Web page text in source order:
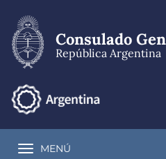
contenido
principal
Consulado
República Argentina
Toggle navigation
MENÚ